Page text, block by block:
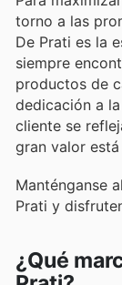
torno a las
De Prati es la
siempre
productos de
dedicación a
cliente se
gran valor
Manténganse
Prati y
¿Qué